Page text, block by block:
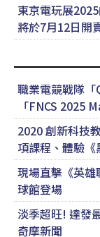
東京電玩展
將於7月12日開
職業電競戰隊
「FNCS 2025
2020 創新科技
項課程、體驗
現場直擊《英雄
球館登場
淡季超旺! 達發
奇摩新聞